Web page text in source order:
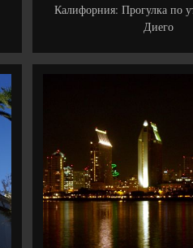
Калифорния: Прогулка по
Диего